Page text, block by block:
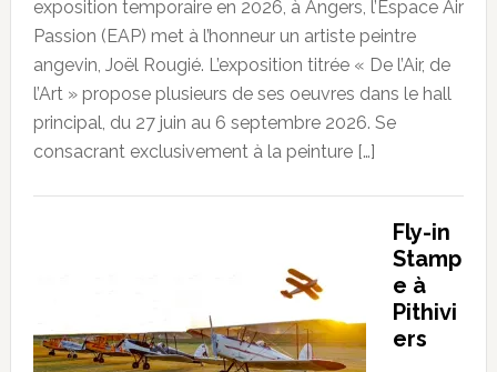
exposition temporaire en 2026, à Angers, l’Espace Air
Passion (EAP) met à l’honneur un artiste peintre
angevin, Joël Rougié. L’exposition titrée « De l’Air, de
l’Art » propose plusieurs de ses oeuvres dans le hall
principal, du 27 juin au 6 septembre 2026. Se
consacrant exclusivement à la peinture […]
Fly-in
Stamp
e à
Pithivi
ers